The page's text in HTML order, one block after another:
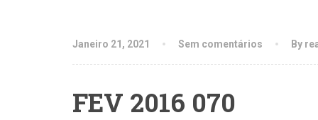
Janeiro 21, 2021 Sem comentários By
FEV 2016 070